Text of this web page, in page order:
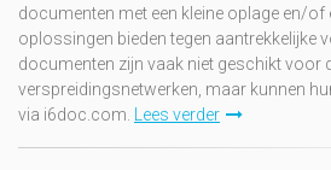
documenten met een kleine oplage en/of
oplossingen bieden tegen aantrekkelijke
documenten zijn vaak niet geschikt voor
verspreidingsnetwerken, maar kunnen
via i6doc.com. Lees verder